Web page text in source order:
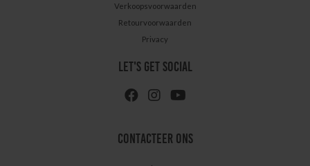
Verkoopsvoorwaarden
Retourvoorwaarden
Privacy
LET'S GET SOCIAL
CONTACTEER ONS